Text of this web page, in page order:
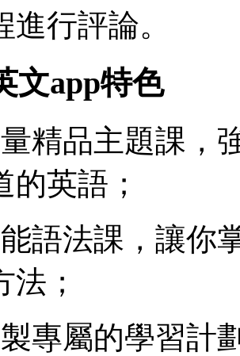
進行評論。
文app特色
精品主題課，
的英語；
語法課，讓你
法；
專屬的學習計